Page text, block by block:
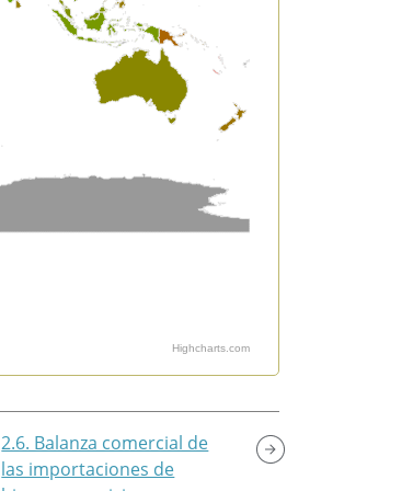
Highcharts.com
2.6. Balanza comercial de
las importaciones de